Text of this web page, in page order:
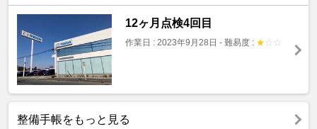
12ヶ月点検4回目
作業日 : 2023年9月28日 - 難易度 : ★ ☆ ☆
整備手帳をもっと見る